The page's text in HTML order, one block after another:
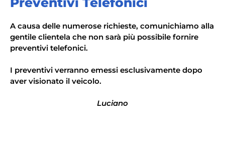
A causa delle numerose richieste, comunichiamo alla
gentile clientela che non sarà più possibile fornire
preventivi telefonici.
I preventivi verranno emessi esclusivamente dopo
aver visionato il veicolo.
Luciano